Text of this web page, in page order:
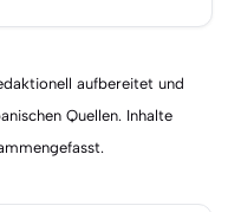
aufbereitet und
Quellen. Inhalte